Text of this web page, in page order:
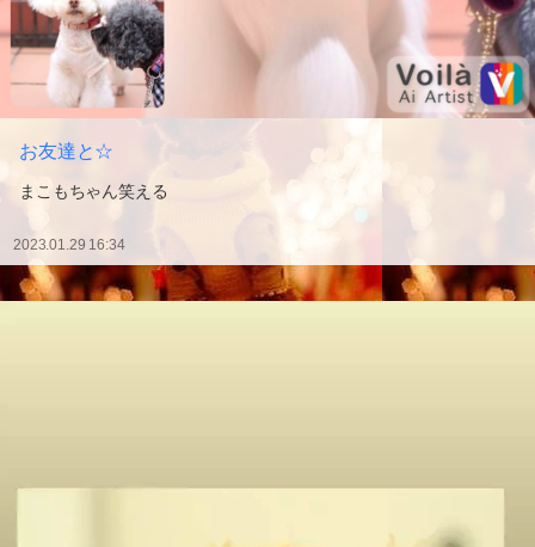
お友達と☆
まこもちゃん笑える
2023.01.29 16:34